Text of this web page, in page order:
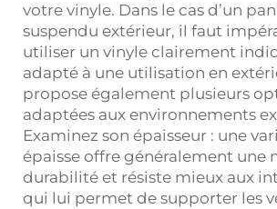
votre vinyle. Dans le cas d’un
suspendu extérieur, il faut
utiliser un vinyle clairement
adapté à une utilisation en
propose également plusieurs
adaptées aux environnements
Examinez son épaisseur : une
épaisse offre généralement une
durabilité et résiste mieux aux
qui lui permet de supporter les